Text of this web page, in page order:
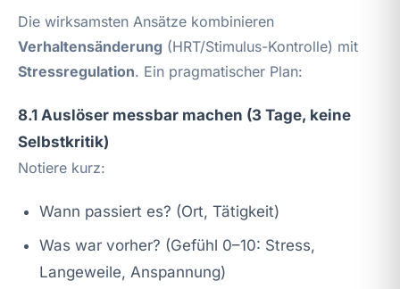
Die wirksamsten Ansätze kombinieren
Verhaltensänderung (HRT/Stimulus-Kontrolle) mit
Stressregulation. Ein pragmatischer Plan:
8.1 Auslöser messbar machen (3 Tage, keine
Selbstkritik)
Notiere kurz:
Wann passiert es? (Ort, Tätigkeit)
Was war vorher? (Gefühl 0–10: Stress,
Langeweile, Anspannung)